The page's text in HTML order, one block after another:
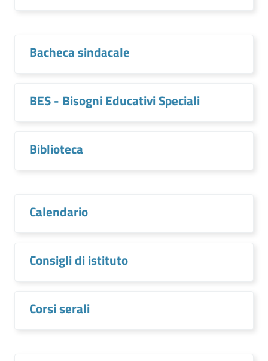
Bacheca sindacale
BES - Bisogni Educativi Speciali
Biblioteca
Calendario
Consigli di istituto
Corsi serali